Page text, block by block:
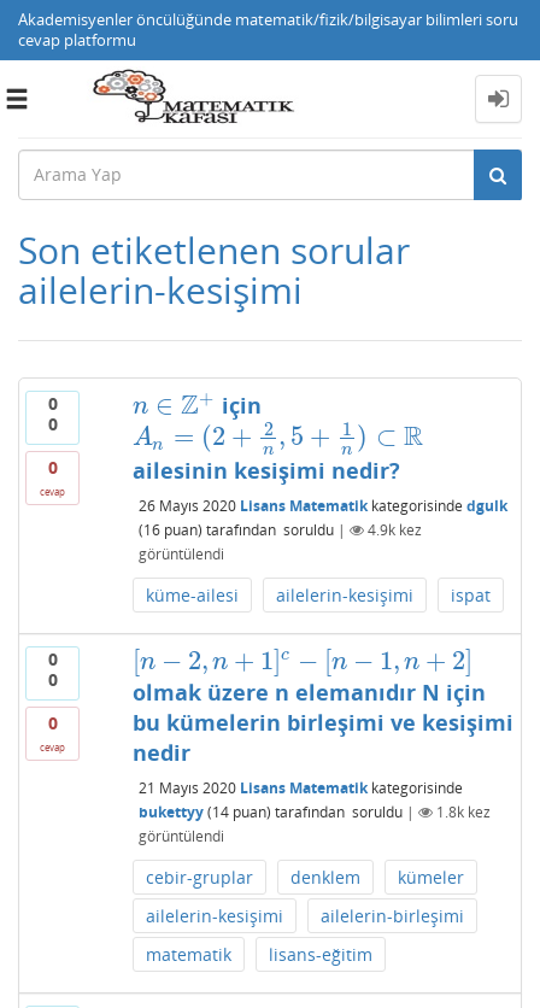
Akademisyenler öncülüğünde matematik/fizik/bilgisayar bilimleri soru
cevap platformu
Toggle
Son etiketlenen sorular
ailelerin-kesişimi
0
0
0
cevap
n ∈ Z+
n∈Z + için
An = (2 + 2
n , 5 + 1
n ) ⊂ R
An= (2+ 2n 5+ 1n) ⊂ R
ailesinin kesişimi nedir?
26 Mayıs 2020 Lisans Matematikkategorisinde dgulk
(16puan) tarafından soruldu | 4.9kkez
görüntülendi
küme-ailesi ailelerin-kesişimi ispat
0
0
0
cevap
n − 2, n + 1 ]c − n − 1, n + 2
n−2, n+1]c−[ n−1 n+ 2]
olmak üzere n elemanıdır N için
bu kümelerin birleşimi ve kesişimi
nedir
21 Mayıs 2020 Lisans Matematikkategorisinde
bukettyy (14puan) tarafından soruldu | 1.8kkez
görüntülendi
cebir-gruplar denklem
kümeler
ailelerin-kesişimi
ailelerin-birleşimi
matematik
lisans-eğitim